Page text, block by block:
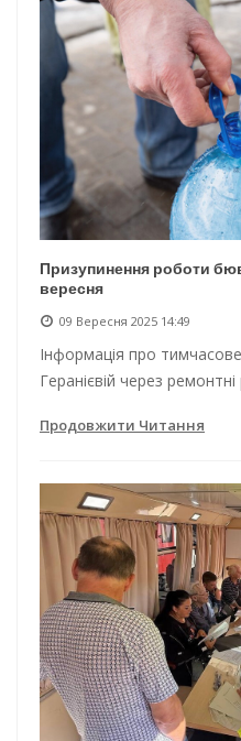
Енергетична
Водопостачання в Одесі: нові
Призупинення роботи
вересня
09 Вересня 2025 14:49
Інформація про
Геранієвій через
Продовжити Читання